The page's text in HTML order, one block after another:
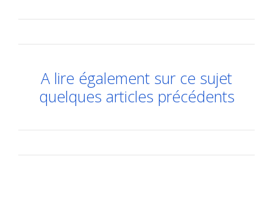
A lire également sur ce sujet
quelques articles précédents